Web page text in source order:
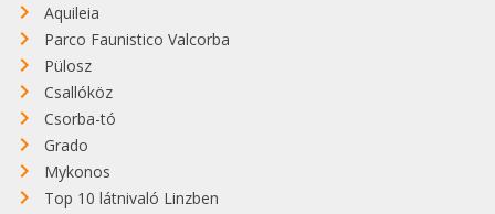
Aquileia
Parco Faunistico Valcorba
Pülosz
Csallóköz
Csorba-tó
Grado
Mykonos
Top 10 látnivaló Linzben